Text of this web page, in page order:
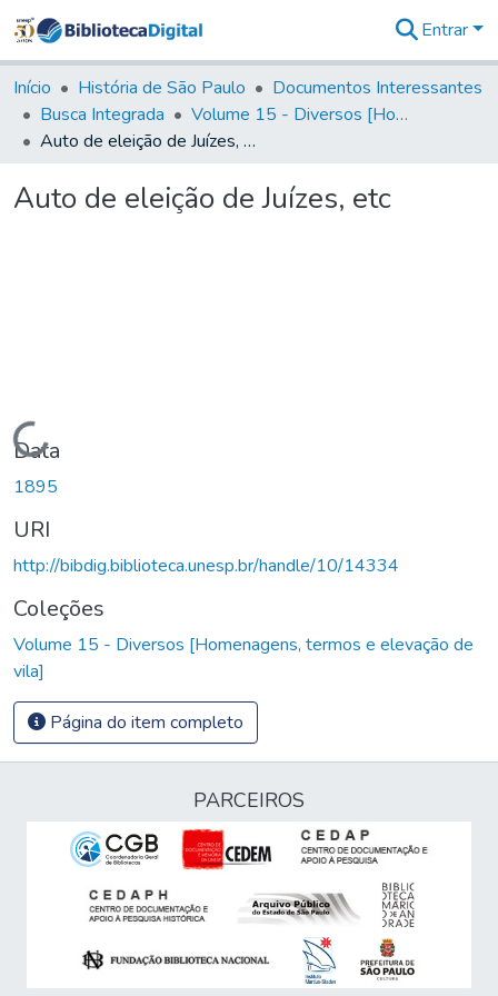
&
Coleções
Tudo na
Biblioteca
Estatísticas
Entrar
Início História de São Paulo
Documentos Interessantes
Busca Integrada
Volume 15 - Diversos [Homenagens, termos e elevação de vila]
Auto de eleição de Juízes, etc
Auto de eleição de Juízes, etc
Carregando...
Data
1895
URI
http://bibdig.biblioteca.unesp.br/handle/10/14334
Coleções
Volume 15 - Diversos [Homenagens, termos e elevação de
vila]
Página do item completo
PARCEIROS